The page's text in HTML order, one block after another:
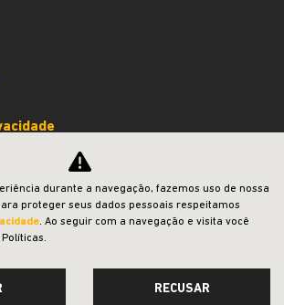
jeep
CNPJ: 39.869.999/0001-45
bem maior é a vida.
durante a navegação, fazemos uso de nossa
proteger seus dados pessoais respeitamos
. Ao seguir com a navegação e visita você
RECUSAR